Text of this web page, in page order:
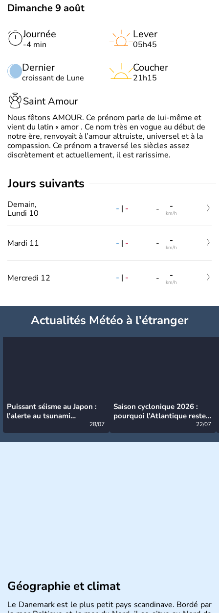
Dimanche 9 août
Journée
-4 min
Dernier
croissant de Lune
Lever
05h45
Coucher
21h15
Saint Amour
Nous fêtons AMOUR. Ce prénom parle de lui-même et
vient du latin « amor . Ce nom très en vogue au début de
notre ère, renvoyait à l’amour altruiste, universel et à la
compassion. Ce prénom a traversé les siècles assez
discrètement et actuellement, il est rarissime.
jours suivants
Demain,
Lundi 10
- | - - -
km/h
Mardi 11 - | - - -
km/h
Mercredi 12 - | - - -
km/h
Actualités Météo à l'étranger
Puissant séisme au Japon :
l’alerte au tsunami
28/07
Saison cyclonique 2026 :
pourquoi l’Atlantique reste
22/07
Géographie et climat
Le Danemark est le plus petit pays scandinave. Bordé par